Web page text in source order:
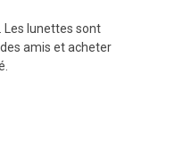
Les lunettes sont
amis et acheter